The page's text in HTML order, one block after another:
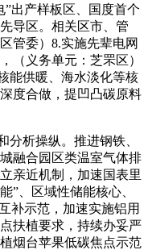
出产样板区、国度首个
导区。相关区市、管
管委）8.实施先辈电网
（义务单元：芝罘区）
能供暖、海水淡化等核
度合做，提凹凸碳原料
析操纵。推进钢铁、
融合园区类温室气体排
亲近机制，加速国表里
”、区域性储能核心、
补示范，加速实施铝用
扶植要求，持续办妥严
烟台苹果低碳焦点示范